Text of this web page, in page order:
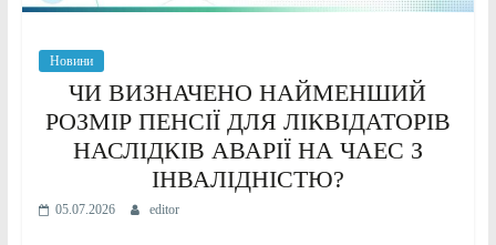
Новини
ЧИ ВИЗНАЧЕНО НАЙМЕНШИЙ
РОЗМІР ПЕНСІЇ ДЛЯ ЛІКВІДАТОРІВ
НАСЛІДКІВ АВАРІЇ НА ЧАЕС З
ІНВАЛІДНІСТЮ?
05.07.2026 editor